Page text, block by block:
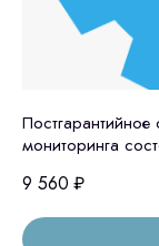
мониторинга
9 560 ₽